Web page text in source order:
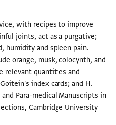
with recipes to improve
joints, act as a purgative;
humidity and spleen pain.
orange, musk, colocynth, and
relevant quantities and
index cards; and H.
and Para-medical Manuscripts in
Cambridge University